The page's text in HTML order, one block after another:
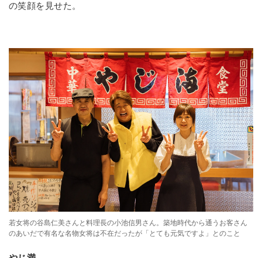
の笑顔を見せた。
若女将の谷島仁美さんと料理長の小池信男さん。築地時代から通うお客さん
のあいだで有名な名物女将は不在だったが「とても元気ですよ」とのこと